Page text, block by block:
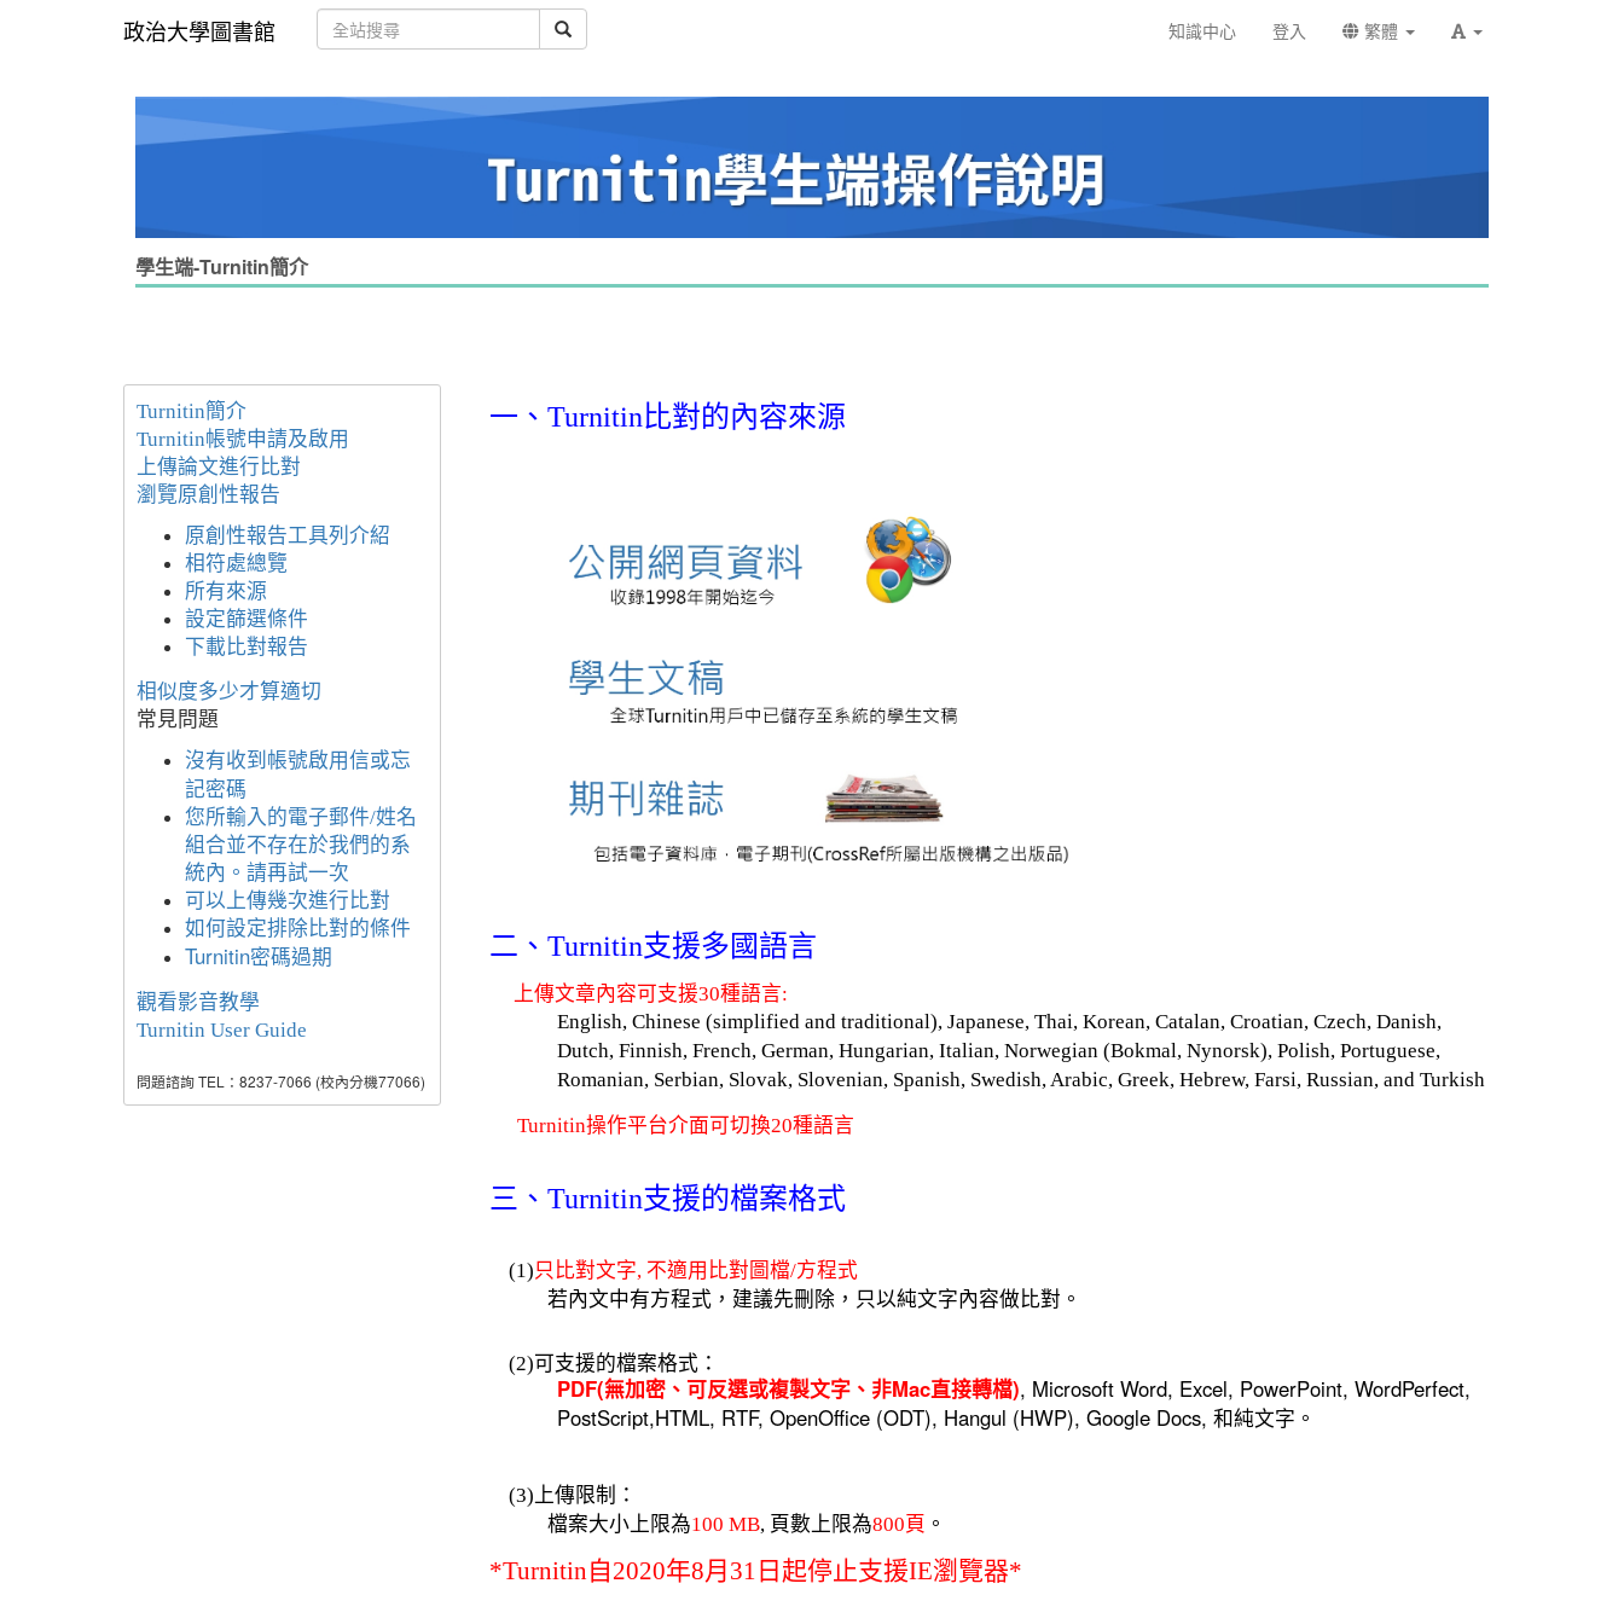
政治大學圖書館 知識中心 登入 繁體
學生端-Turnitin簡介
Turnitin簡介
Turnitin帳號申請及啟用
上傳論文進行比對
瀏覽原創性報告
原創性報告工具列介紹
相符處總覽
所有來源
設定篩選條件
下載比對報告
相似度多少才算適切
常見問題
沒有收到帳號啟用信或忘
記密碼
您所輸入的電子郵件/姓名
組合並不存在於我們的系
統內。請再試一次
可以上傳幾次進行比對
如何設定排除比對的條件
Turnitin密碼過期
觀看影音教學
Turnitin User Guide
問題諮詢 TEL：8237-7066 (校內分機77066)
一、Turnitin比對的內容來源
二、Turnitin支援多國語言
上傳文章內容可支援30種語言:
English, Chinese (simplified and traditional), Japanese, Thai, Korean, Catalan, Croatian, Czech, Danish,
Dutch, Finnish, French, German, Hungarian, Italian, Norwegian (Bokmal, Nynorsk), Polish, Portuguese,
Romanian, Serbian, Slovak, Slovenian, Spanish, Swedish, Arabic, Greek, Hebrew, Farsi, Russian, and Turkish
Turnitin操作平台介面可切換20種語言
三、Turnitin支援的檔案格式
(1)只比對文字, 不適用比對圖檔/方程式
若內文中有方程式，建議先刪除，只以純文字內容做比對。
(2)可支援的檔案格式：
PDF(無加密、 可反選或複製文字、 非Mac直接轉檔), Microsoft Word, Excel, PowerPoint, WordPerfect,
PostScript,HTML, RTF, OpenOffice (ODT), Hangul (HWP), Google Docs, 和純文字。
(3)上傳限制：
檔案大小上限為100 MB, 頁數上限為800頁 。
*Turnitin自2020年8月31日起停止支援IE瀏覽器*